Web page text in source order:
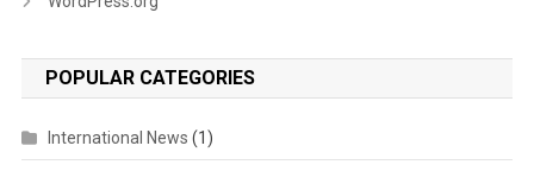
POPULAR CATEGORIES
International News (1)